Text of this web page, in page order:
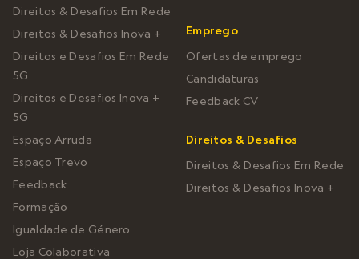
Direitos & Desafios Em Rede
Direitos & Desafios Inova +
Direitos e Desafios Em Rede
5G
Direitos e Desafios Inova +
5G
Espaço Arruda
Espaço Trevo
Feedback
Formação
Igualdade de Género
Loja Colaborativa
Emprego
Ofertas de emprego
Candidaturas
Feedback CV
Direitos & Desafios
Direitos & Desafios Em Rede
Direitos & Desafios Inova +